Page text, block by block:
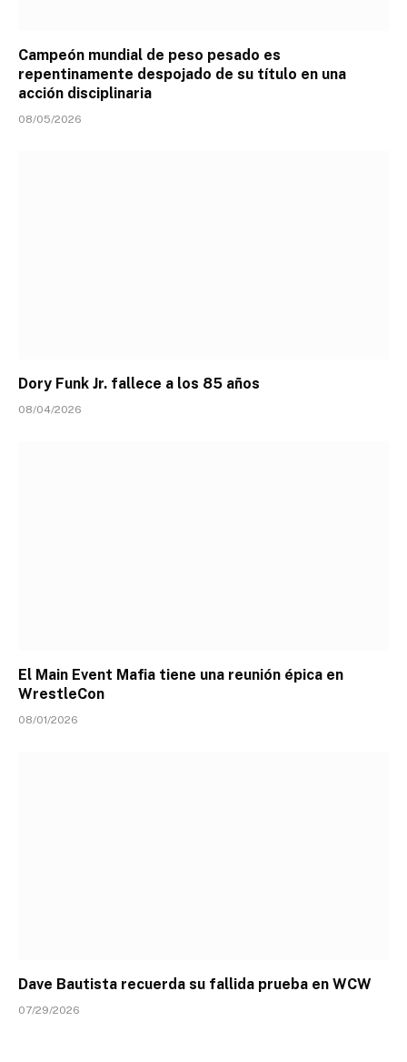
Campeón mundial de peso pesado es
repentinamente despojado de su título en una
acción disciplinaria
08/05/2026
Dory Funk Jr. fallece a los 85 años
08/04/2026
El Main Event Mafia tiene una reunión épica en
WrestleCon
08/01/2026
Dave Bautista recuerda su fallida prueba en WCW
07/29/2026